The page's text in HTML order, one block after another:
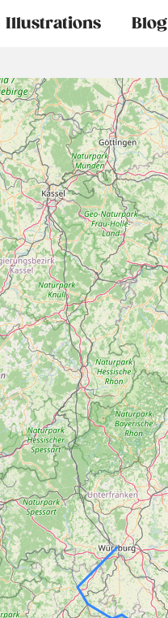
Main
navigation
Illustrations Blog